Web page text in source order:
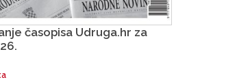
časopisa Udruga.hr za